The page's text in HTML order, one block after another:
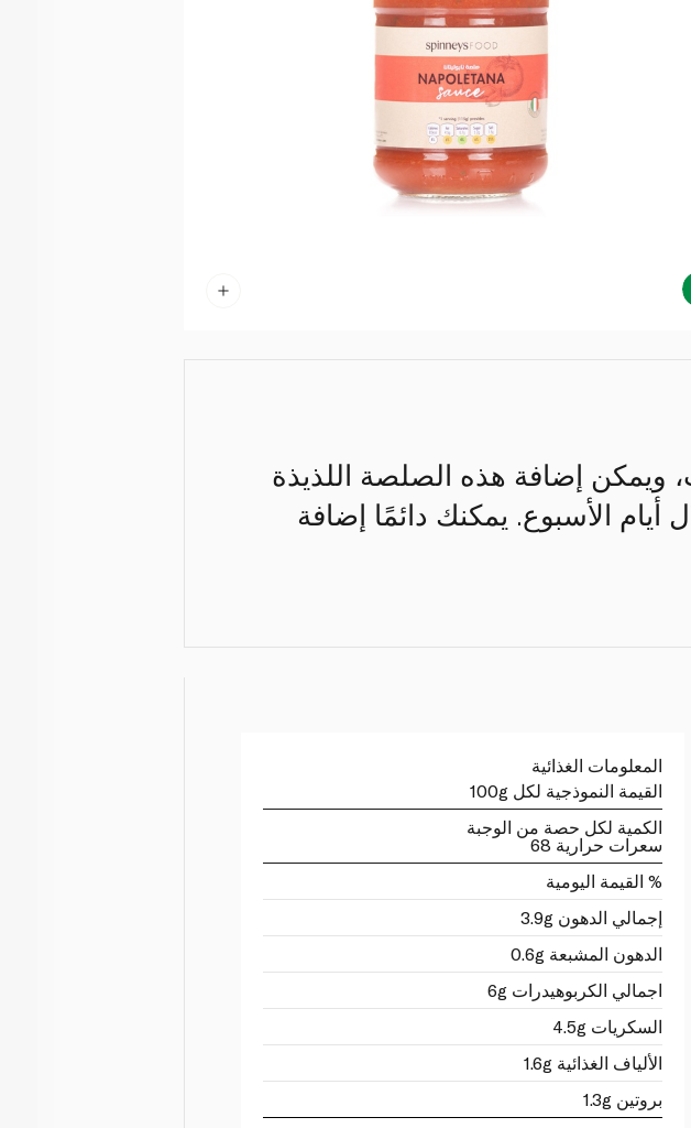
إضافة هذه الصلصة اللذيذة
الأسبوع. يمكنك دائمًا إضافة
المعلومات الغذائية
القيمة النموذجية لكل 100g
الكمية لكل حصة من الوجبة
سعرات حرارية 68
% القيمة اليومية
إجمالي الدهون 3.9g
الدهون المشبعة 0.6g
اجمالي الكربوهيدرات 6g
السكريات 4.5g
الألياف الغذائية 1.6g
بروتين 1.3g